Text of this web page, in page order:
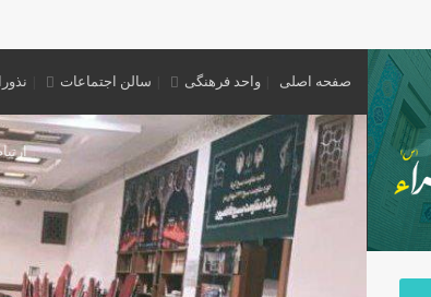
ا
صفحه اصلی واحد فرهنگی سالن اجتماعات